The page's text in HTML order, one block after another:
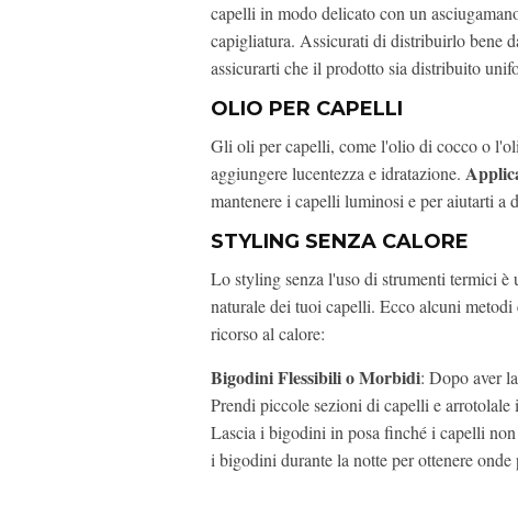
capelli in modo delicato con un
capigliatura. Assicurati di distribuirlo bene
assicurarti che il prodotto sia distribuito
OLIO PER CAPELLI
Gli oli per capelli, come l'olio di cocco o
aggiungere lucentezza e idratazione.
mantenere i capelli luminosi e per aiutarti a
STYLING SENZA CALORE
Lo styling senza l'uso di strumenti termici è
naturale dei tuoi capelli. Ecco alcuni
ricorso al calore:
Bigodini Flessibili o Morbidi: Dopo aver
Prendi piccole sezioni di capelli e
Lascia i bigodini in posa finché i capelli
i bigodini durante la notte per ottenere